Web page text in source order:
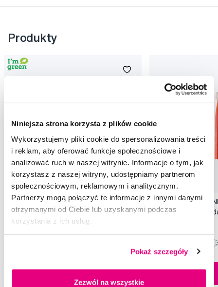
Niniejsza strona korzysta z plików cookie
Wykorzystujemy pliki cookie do spersonalizowania treści
i reklam, aby oferować funkcje społecznościowe i
analizować ruch w naszej witrynie. Informacje o tym, jak
korzystasz z naszej witryny, udostępniamy partnerom
społecznościowym, reklamowym i analitycznym.
Partnerzy mogą połączyć te informacje z innymi danymi
otrzymanymi od Ciebie lub uzyskanymi podczas
korzystania z ich usług.
Pokaż szczegóły
Zezwól na wszystkie
Produkty
Promocja
SWISSDENT EXTREME intensywna pasta
wybielająca, 100 ml
79,90 Zł
1 sklepie
SWISSDENT
zębów Soft (2+1 za